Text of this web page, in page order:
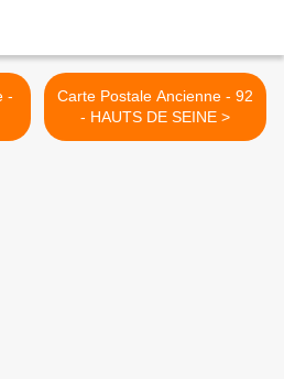
Carte Postale Ancienne - 92
- HAUTS DE SEINE >